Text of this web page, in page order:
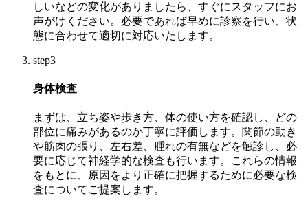
しいなどの変化がありましたら、すぐにスタッフにお
声がけください。必要であれば早めに診察を行い、状
態に合わせて適切に対応いたします。
step3
身体検査
まずは、立ち姿や歩き方、体の使い方を確認し、どの
部位に痛みがあるのか丁寧に評価します。関節の動き
や筋肉の張り、左右差、腫れの有無などを触診し、必
要に応じて神経学的な検査も行います。これらの情報
をもとに、原因をより正確に把握するために必要な検
査についてご提案します。